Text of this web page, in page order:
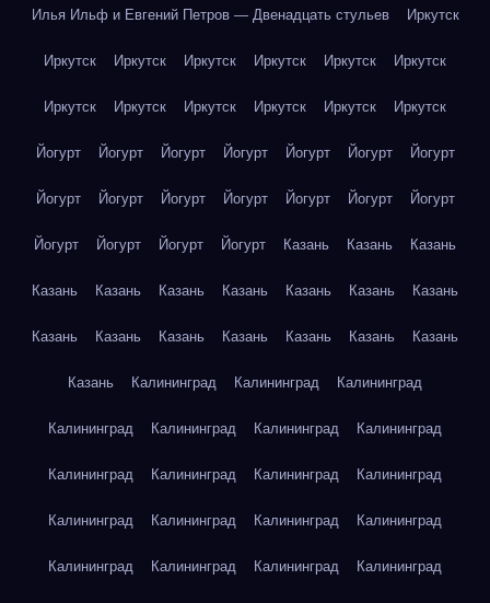
Илья Ильф и Евгений Петров — Двенадцать стульев Иркутск
Иркутск Иркутск Иркутск Иркутск Иркутск Иркутск
Иркутск Иркутск Иркутск Иркутск Иркутск Иркутск
Йогурт Йогурт Йогурт Йогурт Йогурт Йогурт Йогурт
Йогурт Йогурт Йогурт Йогурт Йогурт Йогурт Йогурт
Йогурт Йогурт Йогурт Йогурт Казань Казань Казань
Казань Казань Казань Казань Казань Казань Казань
Казань Казань Казань Казань Казань Казань Казань
Казань Калининград Калининград Калининград
Калининград Калининград Калининград Калининград
Калининград Калининград Калининград Калининград
Калининград Калининград Калининград Калининград
Калининград Калининград Калининград Калининград